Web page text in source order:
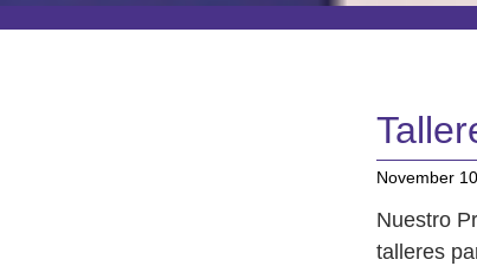
November
Nuestro
talleres